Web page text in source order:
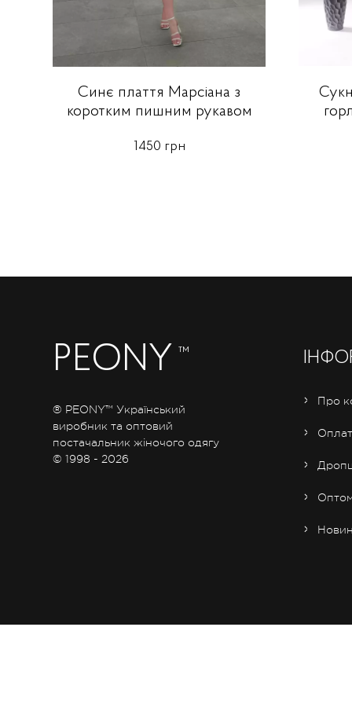
Синє плаття Марсіана з
коротким пишним рукавом
1450 грн
PEONY ™
® PEONY™ Український
виробник та оптовий
постачальник жіночого одягу
© 1998 - 2026
Про